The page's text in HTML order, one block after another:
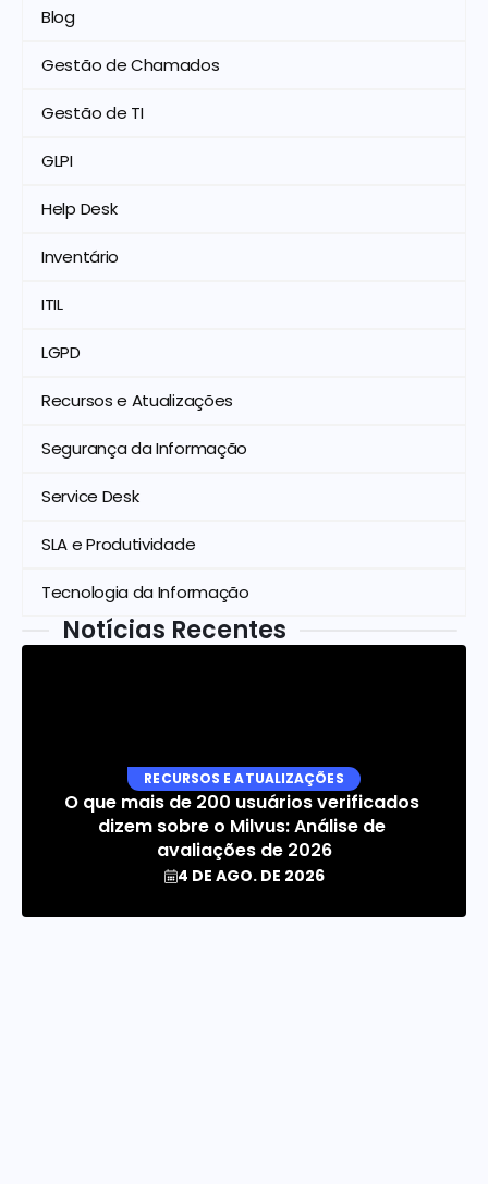
Blog
Gestão de Chamados
Gestão de TI
GLPI
Help Desk
Inventário
ITIL
LGPD
Recursos e Atualizações
Segurança da Informação
Service Desk
SLA e Produtividade
Tecnologia da Informação
Notícias Recentes
RECURSOS E ATUALIZAÇÕES
O que mais de 200 usuários verificados
dizem sobre o Milvus: Análise de
avaliações de 2026
4 DE AGO. DE 2026